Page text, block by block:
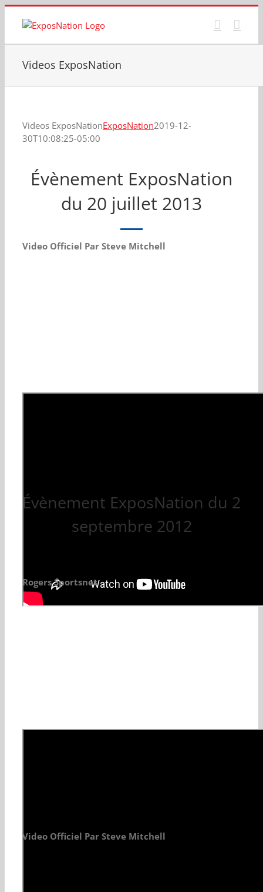
Passer
Videos ExposNation
Videos ExposNationExposNation2019-12-
30T10:08:25-05:00
Évènement ExposNation
du 20 juillet 2013
Video Officiel Par Steve Mitchell
Évènement ExposNation du 2
septembre 2012
Rogers Sportsnet
Video Officiel Par Steve Mitchell